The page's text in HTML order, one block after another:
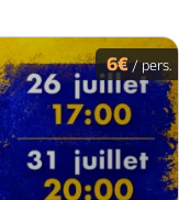
6€/ pers.